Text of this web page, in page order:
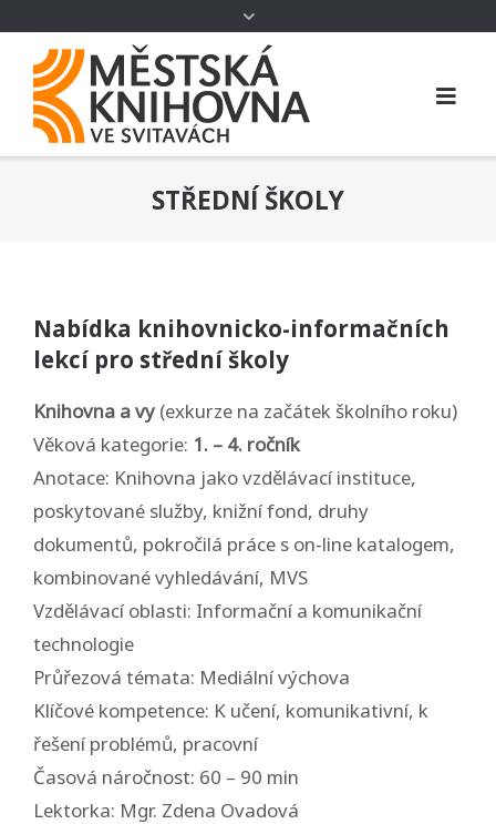
STŘEDNÍ ŠKOLY
Nabídka knihovnicko-informačních
lekcí pro střední školy
Knihovna a vy (exkurze na začátek školního roku)
Věková kategorie: 1. – 4. ročník
Anotace: Knihovna jako vzdělávací instituce,
poskytované služby, knižní fond, druhy
dokumentů, pokročilá práce s on-line katalogem,
kombinované vyhledávání, MVS
Vzdělávací oblasti: Informační a komunikační
technologie
Průřezová témata: Mediální výchova
Klíčové kompetence: K učení, komunikativní, k
řešení problémů, pracovní
Časová náročnost: 60 – 90 min
Lektorka: Mgr. Zdena Ovadová